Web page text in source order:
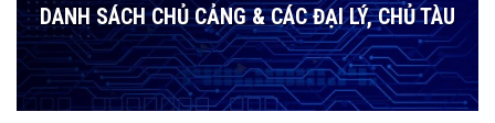
DANH SÁCH CHỦ CẢNG & CÁC ĐẠI LÝ, CHỦ TÀU